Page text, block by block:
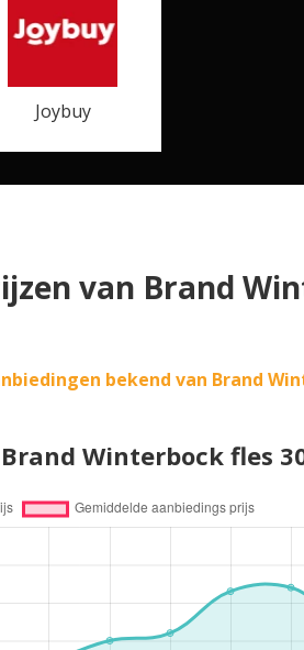
Joybuy
van Brand
bekend van Brand
Winterbock fles